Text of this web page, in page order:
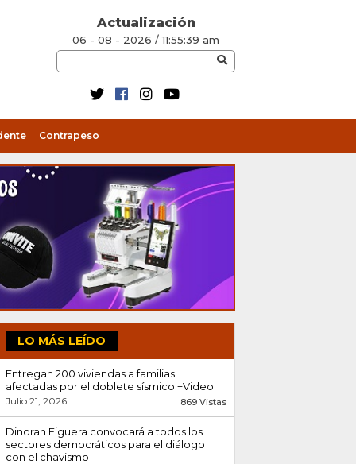
Actualización
06 - 08 - 2026 / 11:55:39 am
Contrapeso
LO MÁS LEÍDO
Entregan 200 viviendas a familias
afectadas por el doblete sísmico +Video
Julio 21, 2026 869 Vistas
Dinorah Figuera convocará a todos los
sectores democráticos para el diálogo
con el chavismo